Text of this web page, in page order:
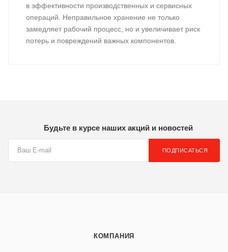
в эффективности производственных и сервисных
операций. Неправильное хранение не только
замедляет рабочий процесс, но и увеличивает риск
потерь и повреждений важных компонентов.
Будьте в курсе наших акций и новостей
ПОДПИСАТЬСЯ
КОМПАНИЯ